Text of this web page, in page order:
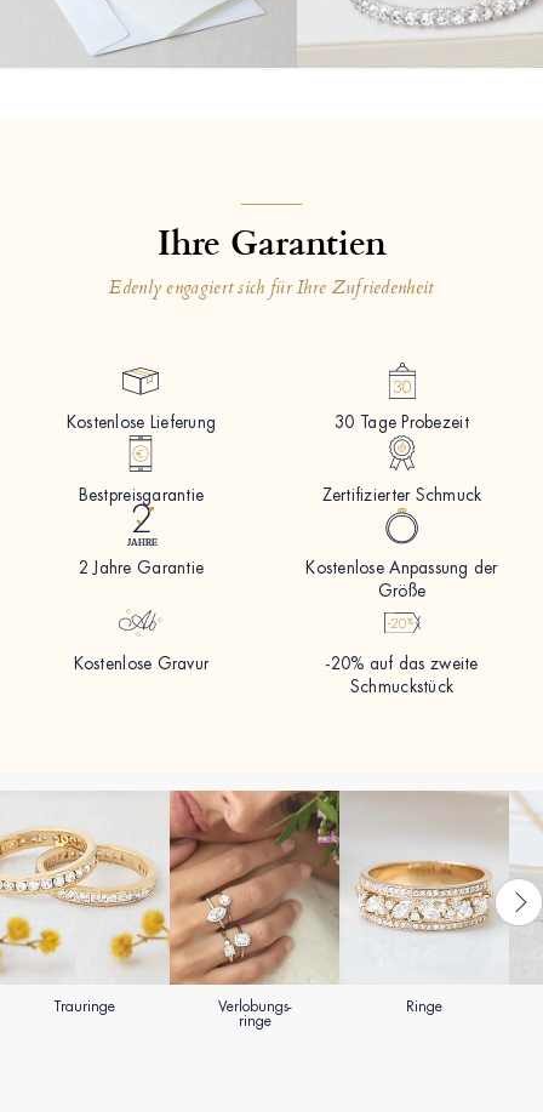
Ihre Garantien
Edenly engagiert sich für Ihre Zufriedenheit
Kostenlose Lieferung 30 Tage Probezeit
Bestpreisgarantie Zertifizierter Schmuck
2 Jahre Garantie
Kostenlose Anpassung der
Größe
Kostenlose Gravur
-20% auf das zweite
Schmuckstück
Trauringe Verlobungs-
ringe
Ringe